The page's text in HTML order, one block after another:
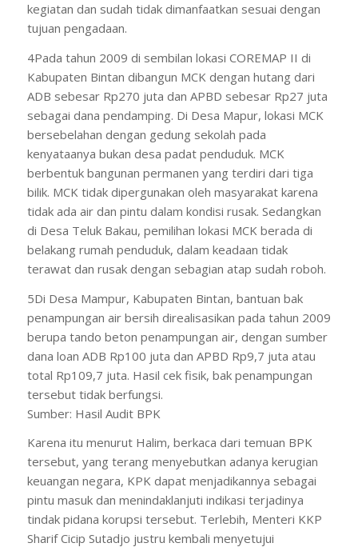
kegiatan dan sudah tidak dimanfaatkan sesuai dengan
tujuan pengadaan.
4Pada tahun 2009 di sembilan lokasi COREMAP II di
Kabupaten Bintan dibangun MCK dengan hutang dari
ADB sebesar Rp270 juta dan APBD sebesar Rp27 juta
sebagai dana pendamping. Di Desa Mapur, lokasi MCK
bersebelahan dengan gedung sekolah pada
kenyataanya bukan desa padat penduduk. MCK
berbentuk bangunan permanen yang terdiri dari tiga
bilik. MCK tidak dipergunakan oleh masyarakat karena
tidak ada air dan pintu dalam kondisi rusak. Sedangkan
di Desa Teluk Bakau, pemilihan lokasi MCK berada di
belakang rumah penduduk, dalam keadaan tidak
terawat dan rusak dengan sebagian atap sudah roboh.
5Di Desa Mampur, Kabupaten Bintan, bantuan bak
penampungan air bersih direalisasikan pada tahun 2009
berupa tando beton penampungan air, dengan sumber
dana loan ADB Rp100 juta dan APBD Rp9,7 juta atau
total Rp109,7 juta. Hasil cek fisik, bak penampungan
tersebut tidak berfungsi.
Sumber: Hasil Audit BPK
Karena itu menurut Halim, berkaca dari temuan BPK
tersebut, yang terang menyebutkan adanya kerugian
keuangan negara, KPK dapat menjadikannya sebagai
pintu masuk dan menindaklanjuti indikasi terjadinya
tindak pidana korupsi tersebut. Terlebih, Menteri KKP
Sharif Cicip Sutadjo justru kembali menyetujui